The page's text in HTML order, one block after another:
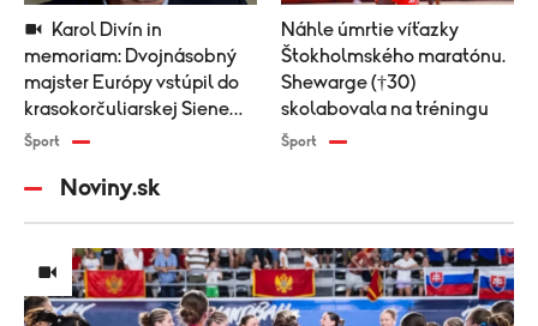
memoriam: Dvojnásobný
majster Európy vstúpil do
krasokorčuliarskej Siene
slávy
Šport
Náhle úmrtie víťazky
Štokholmského maratónu.
Shewarge (†30)
skolabovala na tréningu
Šport
Noviny.sk